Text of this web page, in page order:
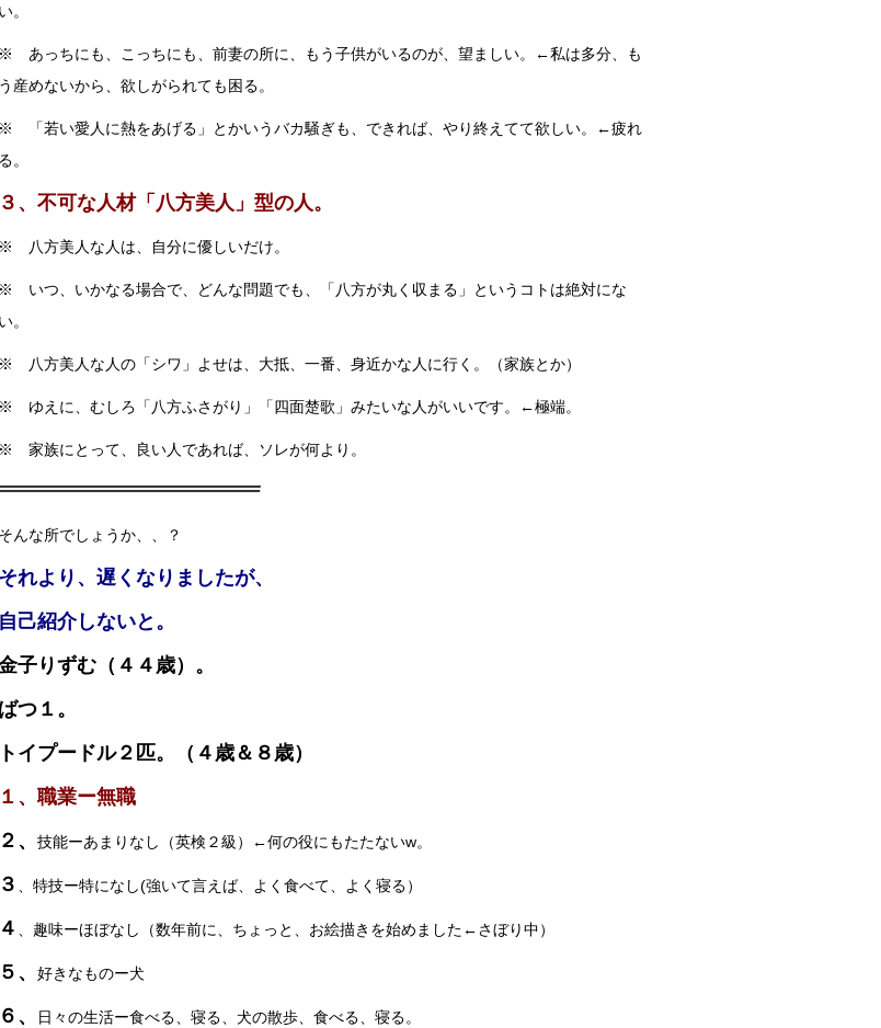
い。
※ あっちにも、こっちにも、前妻の所に、もう子供がいるのが、望ましい。←私は多分、も
う産めないから、欲しがられても困る。
※ 「若い愛人に熱をあげる」とかいうバカ騒ぎも、できれば、やり終えてて欲しい。←疲れ
る。
３、不可な人材「八方美人」型の人。
※ 八方美人な人は、自分に優しいだけ。
※ いつ、いかなる場合で、どんな問題でも、「八方が丸く収まる」というコトは絶対にな
い。
※ 八方美人な人の「シワ」よせは、大抵、一番、身近かな人に行く。（家族とか）
※ ゆえに、むしろ「八方ふさがり」「四面楚歌」みたいな人がいいです。←極端。
※ 家族にとって、良い人であれば、ソレが何より。
そんな所でしょうか、、？
それより、遅くなりましたが、
自己紹介しないと。
子りずむ（４４歳）。
ばつ１。
トイプードル２匹。（４歳＆８歳）
１、職業ー無職
２、
技能ーあまりなし（英検２級）←何の役にもたたないw。
３ 、特技ー特になし(強いて言えば、よく食べて、よく寝る）
４ 、趣味ーほぼなし（数年前に、ちょっと、お絵描きを始めました←さぼり中）
５、 好きなものー犬
６、 日々の生活ー食べる、寝る、犬の散歩、食べる、寝る。